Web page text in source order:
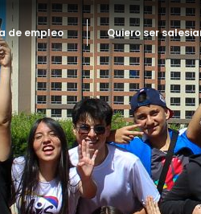
de empleo Quiero ser